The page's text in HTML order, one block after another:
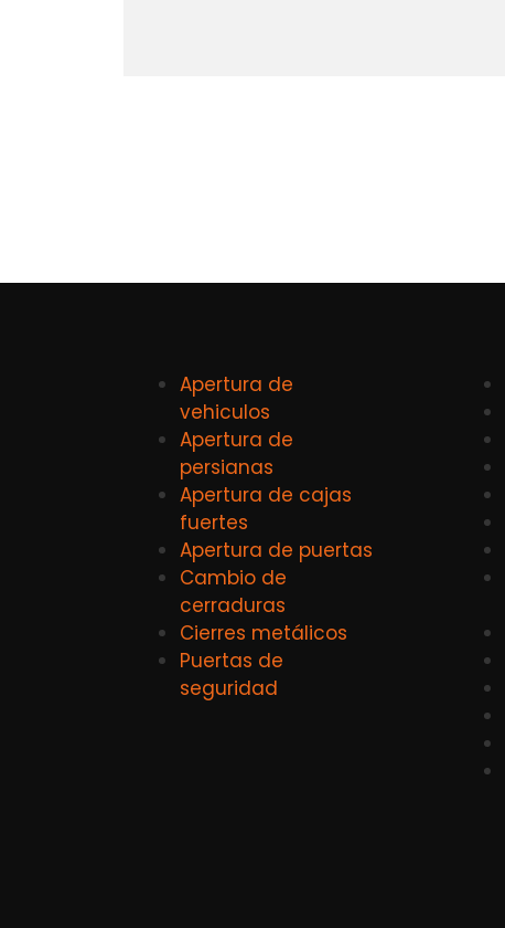
Apertura de
vehiculos
Apertura de
persianas
Apertura de cajas
fuertes
Apertura de puertas
Cambio de
cerraduras
Cierres metálicos
Puertas de
seguridad